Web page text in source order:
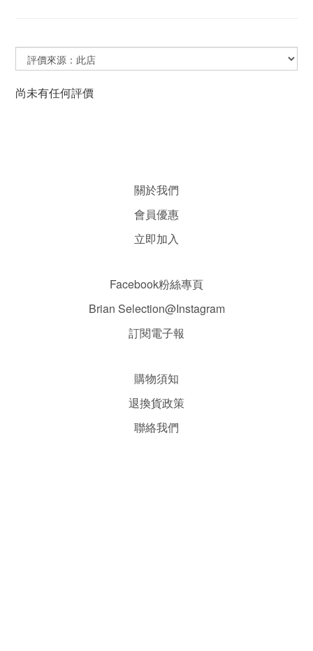
尚未有任何評價
關於我們
會員優惠
立即加入
Facebook粉絲專頁
Brian Selection@Instagram
訂閱電子報
購物須知
退換貨政策
聯絡我們